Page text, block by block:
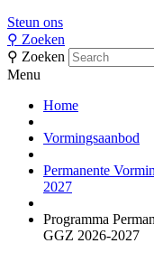
Steun ons
⚲ Zoeken
⚲ Zoeken
Menu
Home
Vormingsaanbod
Permanente
2027
Programma
GGZ 2026-2027